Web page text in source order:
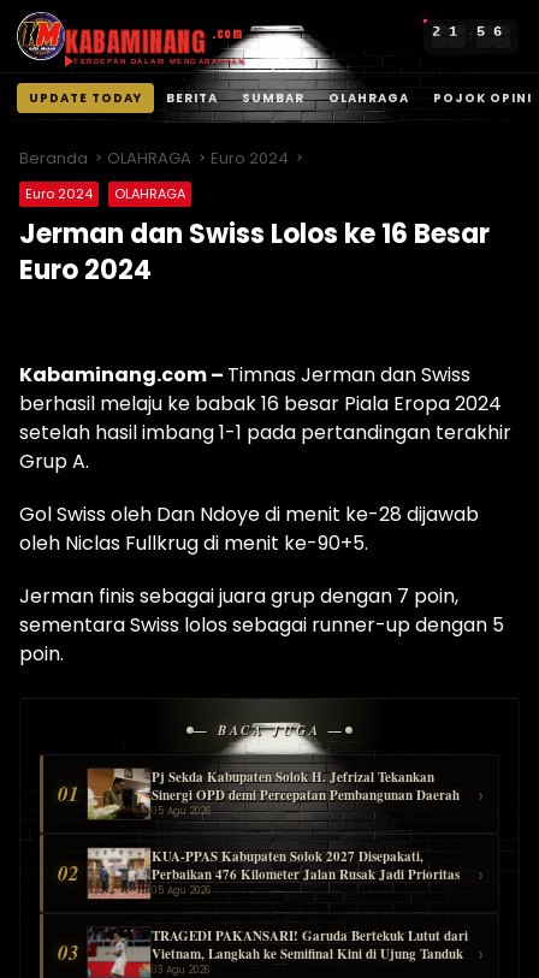
KABAMINANG .com
TERDEPAN DALAM MENGABARKAN
2 1 : 5 6
UPDATE TODAY BERITA SUMBAR OLAHRAGA POJOK OPINI
konten
Beranda OLAHRAGA Euro 2024
Euro 2024 OLAHRAGA
Jerman dan Swiss Lolos ke 16 Besar
Euro 2024
Kabaminang.com – Timnas Jerman dan Swiss
berhasil melaju ke babak 16 besar Piala Eropa 2024
setelah hasil imbang 1-1 pada pertandingan terakhir
Grup A.
Gol Swiss oleh Dan Ndoye di menit ke-28 dijawab
oleh Niclas Fullkrug di menit ke-90+5.
Jerman finis sebagai juara grup dengan 7 poin,
sementara Swiss lolos sebagai runner-up dengan 5
poin.
— BACA JUGA —
01
Pj Sekda Kabupaten Solok H. Jefrizal Tekankan
Sinergi OPD demi Percepatan Pembangunan Daerah
05 Agu 2026
›
02
KUA-PPAS Kabupaten Solok 2027 Disepakati,
Perbaikan 476 Kilometer Jalan Rusak Jadi Prioritas
05 Agu 2026
›
03
TRAGEDI PAKANSARI! Garuda Bertekuk Lutut dari
Vietnam, Langkah ke Semifinal Kini di Ujung Tanduk
03 Agu 2026
›